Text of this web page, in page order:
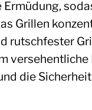
Grillen
rutschfester
die